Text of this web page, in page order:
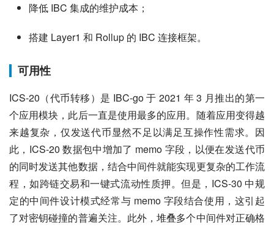
降低 IBC 集成的维护成本；
搭建 Layer1 和 Rollup 的 IBC 连接框架。
可用性
ICS-20（代币转移）是 IBC-go 于 2021 年 3 月推出的第一
个应用模块，此后一直是使用最多的应用。随着应用变得越
来越复杂，仅发送代币显然不足以满足互操作性需求。因
此，ICS-20 数据包中增加了 memo 字段，以便在发送代币
的同时发送其他数据，结合中间件就能实现更复杂的工作流
程，如跨链交易和一键式流动性质押。但是，ICS-30 中规
定的中间件设计模式经常与 memo 字段结合使用，这引起
了对密钥碰撞的普遍关注。此外，堆叠多个中间件对正确格